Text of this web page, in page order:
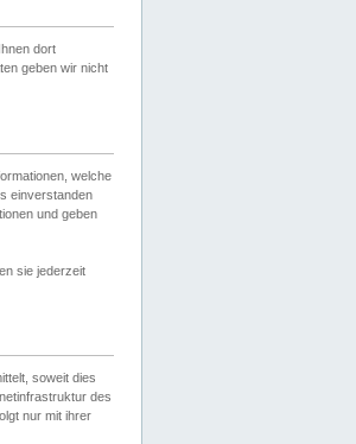
dort
geben wir nicht
welche
einverstanden
und geben
sie jederzeit
soweit dies
des
nur mit ihrer